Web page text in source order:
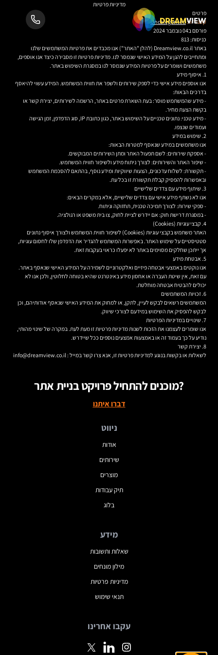
מדיניות פרטיות
פרטים
קטגוריה:Uncategorised
פורסם ב04 נובמבר 2024
כניסות: 813
באתר Dreamview.co.il (להלן "האתר") אנו מכבדים את פרטיות המשתמשים שלנו
ומתחייבים להגן על המידע האישי שנמסר לנו. מדיניות פרטיות זו מסבירה כיצד אנו אוספים,
משתמשים ושומרים על פרטיות המידע שנמסר לנו במסגרת השימוש באתר.
1. איסוף מידע
אנו אוספים מידע אישי כדי לספק שירותים ולשפר את חווית המשתמש. המידע עשוי להיאסף
בדרכים הבאות:
- מידע שהמשתמש מוסר: בעת השארת פרטים באתר, הרשמה לשירותים, יצירת קשר או
בקשת הצעת מחיר.
- מידע טכני: נתונים טכניים על השימוש באתר, כגון כתובת IP, סוג הדפדפן, זמן הגישה
ועמודים שנצפו.
2. שימוש במידע
אנו משתמשים במידע שנאסף למטרות הבאות:
- אספקת שירותים: לשם תפעול האתר ומתן השירותים המבוקשים.
- שיפור האתר והשירותים: לצורך ניתוח מידע ולשיפור חווית המשתמש.
- תקשורת: לשלוח עדכונים, הצעות שיווקיות ומידע נוסף, בהתאם להסכמת המשתמש
ובאפשרות להפסיק קבלת תקשורת זו בכל עת.
3. שיתוף מידע עם צדדים שלישיים
אנו לא נשתף מידע אישי עם צדדים שלישיים, אלא במקרים הבאים:
- ספקי שירות: לצורך תמיכה טכנית, תחזוקה וניתוח.
- במסגרת דרישת חוק: אם יידרש לציית לחוק, צו בית משפט או רגולציה.
4. קבצי עוגיות (Cookies)
האתר משתמש בקבצי עוגיות (Cookies) לשיפור חווית המשתמש ולצורך איסוף נתונים
סטטיסטיים על שימוש האתר. באפשרות המשתמש להגדיר את הדפדפן שלו לחסום עוגיות,
אך ייתכן שחלקים מסוימים באתר לא יפעלו כראוי בעקבות זאת.
5. אבטחת מידע
אנו נוקטים באמצעי אבטחה פיזיים ואלקטרוניים לשמירה על המידע האישי שנאסף באתר.
עם זאת, אין שיטת העברה או אחסון מידע באינטרנט שהיא בטוחה לחלוטין, ולכן אנו לא
יכולים להבטיח אבטחה מוחלטת.
6. זכויות המשתמשים
המשתמשים רשאים לבקש לעיין, לתקן, או למחוק את המידע האישי שנאסף אודותיהם, וכן
לבקש להפסיק את השימוש במידעם לצורכי שיווק.
7. שינויים במדיניות הפרטיות
אנו שומרים לעצמנו את הזכות לשנות מדיניות פרטיות זו מעת לעת. במקרה של שינוי מהותי,
נודיע על כך בעמוד זה או באמצעות אמצעים נוספים ככל שיידרש.
8. יצירת קשר
לשאלות או בקשות בנוגע למדיניות פרטיות זו, אנא צרו קשר במייל : info@dreamview.co.il
מוכנים להתחיל פרויקט בניית אתר?
דברו איתנו
ניווט
אודות
שירותים
מוצרים
תיק עבודות
בלוג
מידע
שאלות ותשובות
מילון מונחים
מדיניות פרטיות
תנאי שימוש
עקבו אחרינו